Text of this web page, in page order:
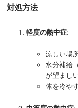
対処方法
軽度の熱中症:
涼しい場
水分補給
が望ましい
体を冷や